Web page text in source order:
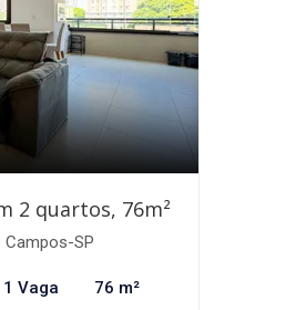
2 quartos, 76m²
SP
1 Vaga 76 m²